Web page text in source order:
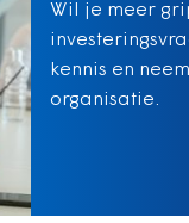
Wil je meer
kennis en
organisatie.